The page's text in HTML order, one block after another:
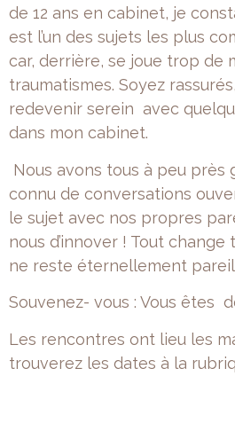
de 12 ans en cabinet, je
est l’un des sujets les plus
car, derrière, se joue trop de
traumatismes. Soyez
redevenir serein avec
dans mon cabinet.
Nous avons tous à peu près
connu de conversations
le sujet avec nos propres
nous d’innover ! Tout
ne reste éternellement
Souvenez- vous : Vous êtes
Les rencontres ont lieu les
trouverez les dates à la